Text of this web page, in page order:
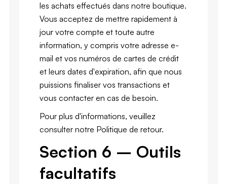
les achats effectués dans notre boutique.
Vous acceptez de mettre rapidement à
jour votre compte et toute autre
information, y compris votre adresse e-
mail et vos numéros de cartes de crédit
et leurs dates d'expiration, afin que nous
puissions finaliser vos transactions et
vous contacter en cas de besoin.
Pour plus d'informations, veuillez
consulter notre Politique de retour.
Section 6 – Outils
facultatifs